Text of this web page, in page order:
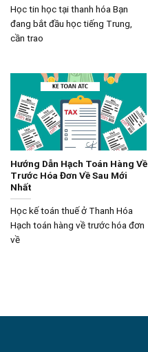
Học tin học tại thanh hóa Bạn
đang bắt đầu học tiếng Trung,
cần trao
Hướng Dẫn Hạch Toán Hàng Về
Trước Hóa Đơn Về Sau Mới
Nhất
Học kế toán thuế ở Thanh Hóa
Hạch toán hàng về trước hóa đơn
về